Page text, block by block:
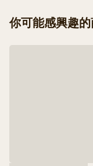
你可能感興趣